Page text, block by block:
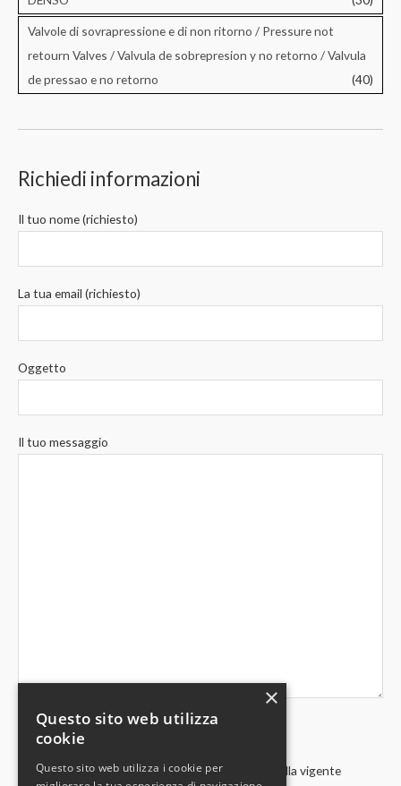
Valvole di sovrapressione e di non ritorno / Pressure not
retourn Valves / Valvula de sobrepresion y no retorno / Valvula
de pressao e no retorno
(40)
Richiedi informazioni
Il tuo nome (richiesto)
La tua email (richiesto)
Oggetto
Il tuo messaggio
Acconsento al trattamento dei miei dati in base alla vigente
×
Questo sito web utilizza
cookie
Questo sito web utilizza i cookie per